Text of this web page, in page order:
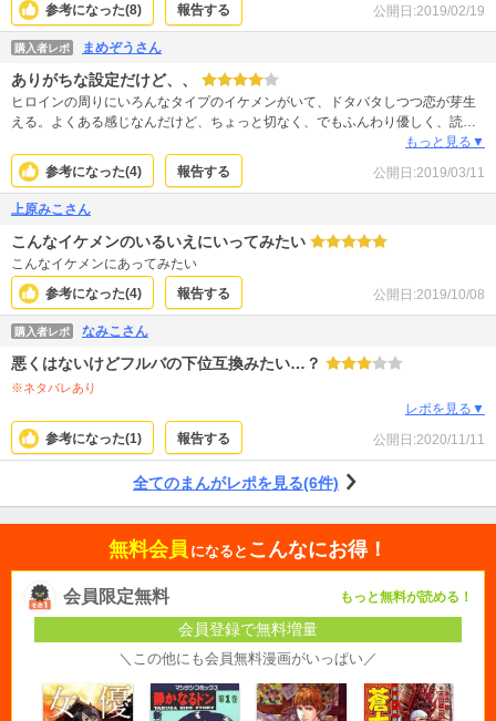
参考になった(8) 報告する 公開日:2019/02/19
購入者レポ まめぞうさん
ありがちな設定だけど、、
ヒロインの周りにいろんなタイプのイケメンがいて、ドタバタしつつ恋が芽生
える。よくある感じなんだけど、ちょっと切なく、でもふんわり優しく、読ん
でいてあったかくなるお話でした。主人公に嫌みがなくて、素直に応援したく
なります。
もっと見る▼
参考になった(4) 報告する 公開日:2019/03/11
上原みこさん
こんなイケメンのいるいえにいってみたい
こんなイケメンにあってみたい
参考になった(4) 報告する 公開日:2019/10/08
購入者レポ なみこさん
悪くはないけどフルバの下位互換みたい…？
※ネタバレあり
レポを見る▼
参考になった(1) 報告する 公開日:2020/11/11
全てのまんがレポを見る(6件)
無料会員 になると こんなにお得！
会員限定無料 もっと無料が読める！
会員登録で無料増量
＼この他にも会員無料漫画がいっぱい／